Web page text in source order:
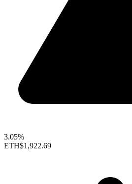
3.05%
ETH$1,922.69